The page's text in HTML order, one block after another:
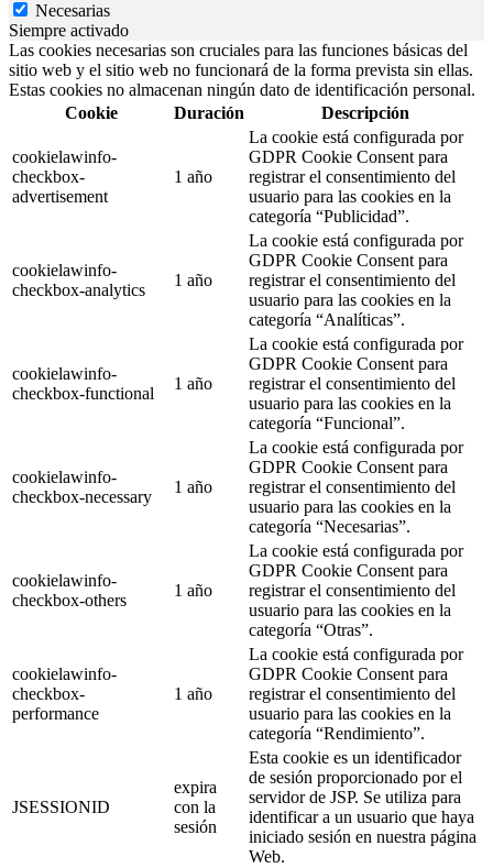
Necesarias
Siempre activado
Las cookies necesarias son cruciales para las funciones básicas del
sitio web y el sitio web no funcionará de la forma prevista sin ellas.
Estas cookies no almacenan ningún dato de identificación personal.
Cookie
Duración Descripción
cookielawinfo-
checkbox-
advertisement
1 año
La cookie está configurada por
GDPR Cookie Consent para
registrar el consentimiento del
usuario para las cookies en la
categoría “Publicidad”.
cookielawinfo-
checkbox-analytics
1 año
La cookie está configurada por
GDPR Cookie Consent para
registrar el consentimiento del
usuario para las cookies en la
categoría “Analíticas”.
cookielawinfo-
checkbox-functional
1 año
La cookie está configurada por
GDPR Cookie Consent para
registrar el consentimiento del
usuario para las cookies en la
categoría “Funcional”.
cookielawinfo-
checkbox-necessary
1 año
La cookie está configurada por
GDPR Cookie Consent para
registrar el consentimiento del
usuario para las cookies en la
categoría “Necesarias”.
cookielawinfo-
checkbox-others
1 año
La cookie está configurada por
GDPR Cookie Consent para
registrar el consentimiento del
usuario para las cookies en la
categoría “Otras”.
cookielawinfo-
checkbox-
performance
1 año
La cookie está configurada por
GDPR Cookie Consent para
registrar el consentimiento del
usuario para las cookies en la
categoría “Rendimiento”.
JSESSIONID
expira
con la
sesión
Esta cookie es un identificador
de sesión proporcionado por el
servidor de JSP. Se utiliza para
identificar a un usuario que haya
iniciado sesión en nuestra página
Web.